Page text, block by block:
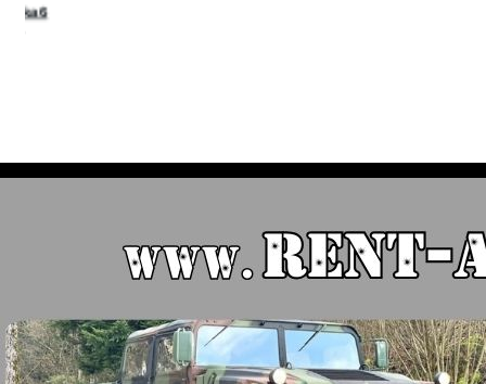
HAWKE Cannocchiale Vantage